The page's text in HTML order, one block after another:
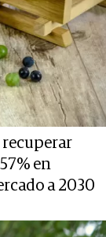
recuperar
en
a 2030